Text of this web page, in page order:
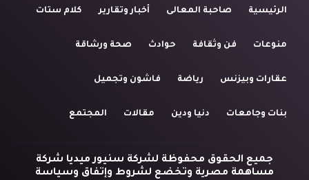
الرئيسية صاحبة المعالى أخبار وتقارير كلام ستات
منوعات فن وثقافة حوادث صحة ورشاقة
عقارات وبيزنس رياضة فاشون وتجميل
بنات وجامعات دنيا ودين مقالات المجتمع
جميع الحقوق محفوظة لشركة سنيور ميديا شركة
مساهمة مصرية وتخضع لشروط وإتفاق وسياسة